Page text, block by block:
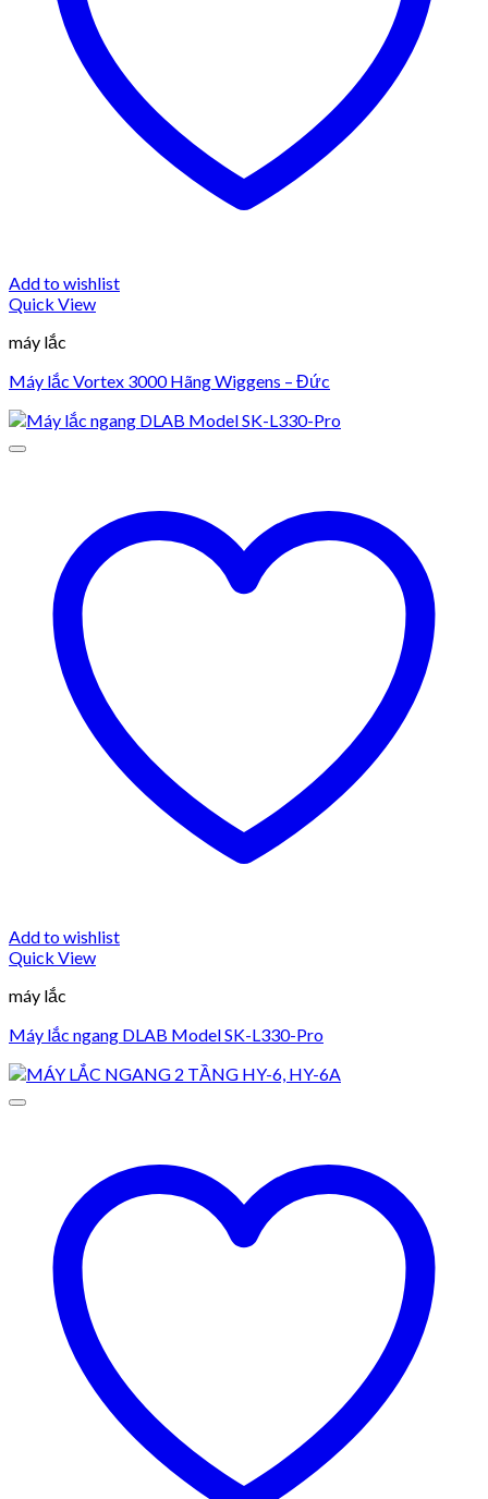
Add to wishlist
Quick View
máy lắc
Máy lắc Vortex 3000 Hãng Wiggens – Đức
Add to wishlist
Quick View
máy lắc
Máy lắc ngang DLAB Model SK-L330-Pro